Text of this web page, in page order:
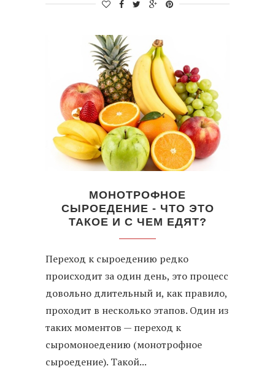
МОНОТРОФНОЕ
СЫРОЕДЕНИЕ - ЧТО ЭТО
ТАКОЕ И С ЧЕМ ЕДЯТ?
Переход к сыроедению редко
происходит за один день, это процесс
довольно длительный и, как правило,
проходит в несколько этапов. Один из
таких моментов — переход к
сыромоноедению (монотрофное
сыроедение). Такой...